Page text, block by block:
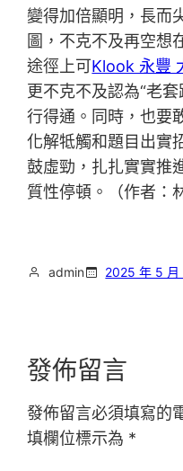
變得加倍顯明，長而
圖，不克不及再空想
途徑上可Klook 永豐
更不克不及認為“老套
行得通。同時，也要
化解牴觸和題目出實
鼓虛勁，扎扎實實推
質性停頓。（作者：
admin 2025 年 5 月
發佈留言
發佈留言必須填寫的
填欄位標示為 *